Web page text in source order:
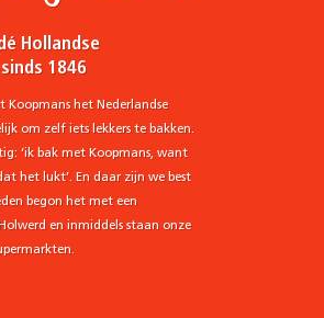
Hollandse
1846
Koopmans het Nederlandse
om zelf iets lekkers te bakken.
‘ik bak met Koopmans, want
het lukt’. En daar zijn we best
begon het met een
en inmiddels staan onze